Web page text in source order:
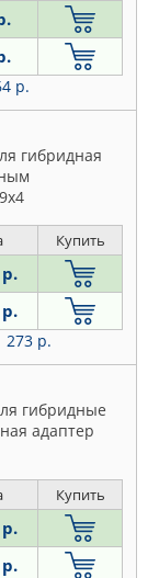
р.
гибридная
Купить
273 р.
гибридные
адаптер
Купить